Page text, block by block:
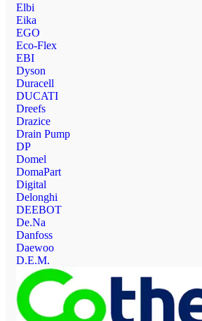
Elbi
Eika
EGO
Eco-Flex
EBI
Dyson
Duracell
DUCATI
Dreefs
Drazice
Drain Pump
DP
Domel
DomaPart
Digital
Delonghi
DEEBOT
De.Na
Danfoss
Daewoo
D.E.M.